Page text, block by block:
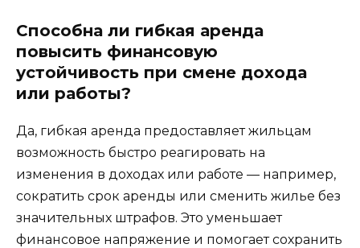
Способна ли гибкая аренда
повысить финансовую
устойчивость при смене дохода
или работы?
Да, гибкая аренда предоставляет жильцам
возможность быстро реагировать на
изменения в доходах или работе — например,
сократить срок аренды или сменить жилье без
значительных штрафов. Это уменьшает
финансовое напряжение и помогает сохранить